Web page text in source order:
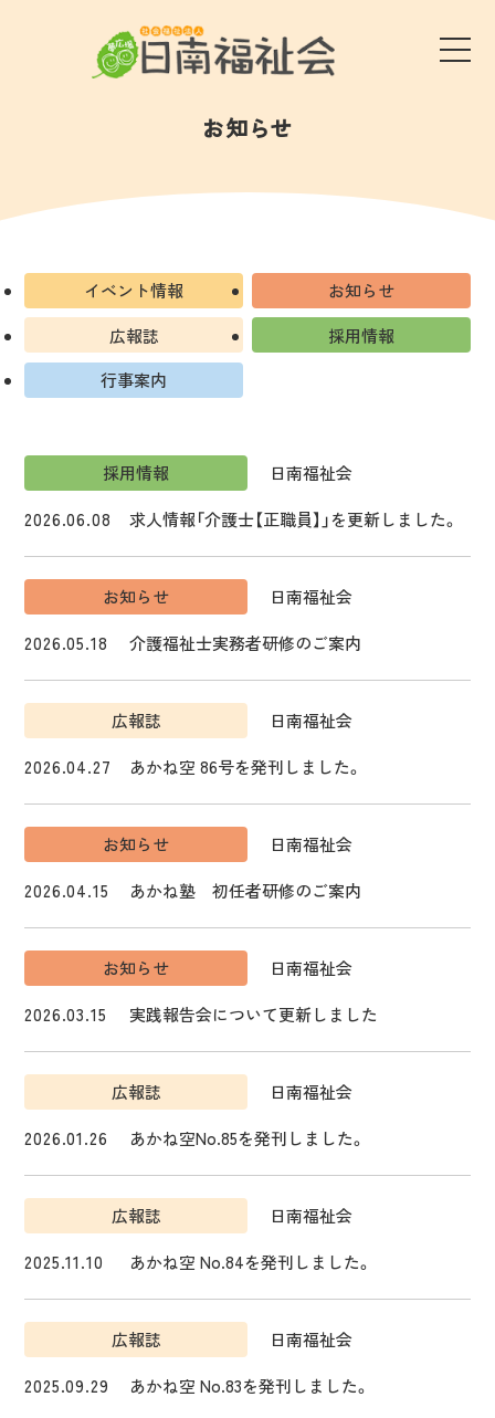
サ
内
メ
テ
メ
る
ご利用・介護相談
リクルート
トップページ
私たちの介護について
設備紹介
お知らせ
イベント情報
お知らせ
広報誌
採用情報
行事案内
採用情報
2026.06.08
日南福祉会
求人情報「介護士【正職員】」を更新しました。
お知らせ
2026.05.18
日南福祉会
介護福祉士実務者研修のご案内
広報誌
2026.04.27
日南福祉会
あかね空 86号を発刊しました。
お知らせ
2026.04.15
日南福祉会
あかね塾 初任者研修のご案内
お知らせ
2026.03.15
日南福祉会
実践報告会について更新しました
広報誌
2026.01.26
日南福祉会
あかね空No.85を発刊しました。
広報誌
2025.11.10
日南福祉会
あかね空 No.84を発刊しました。
広報誌
2025.09.29
日南福祉会
あかね空 No.83を発刊しました。